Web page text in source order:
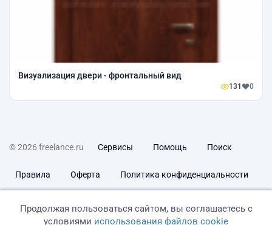
Визуализация двери - фронтальный вид
131 0
© 2026 freelance.ru Сервисы Помощь Поиск
Правила Оферта Политика конфиденциальности
Продолжая пользоваться сайтом, вы соглашаетесь с
условиями использования файлов cookie